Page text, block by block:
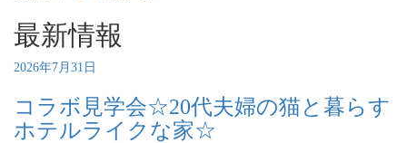
最新情報
2026年7月31日
コラボ見学会☆20代夫婦の猫と暮らす
ホテルライクな家☆